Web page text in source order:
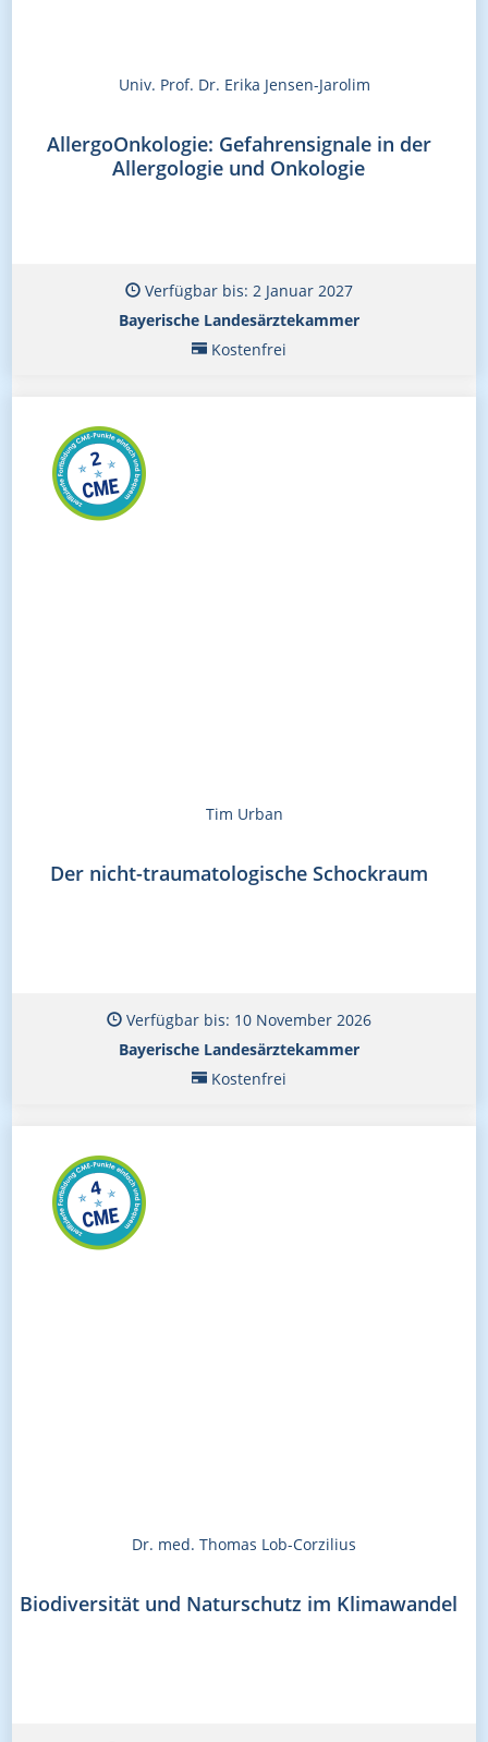
Univ. Prof. Dr. Erika Jensen-Jarolim
AllergoOnkologie: Gefahrensignale in der
Allergologie und Onkologie
Verfügbar bis: 2 Januar 2027
Bayerische Landesärztekammer
Kostenfrei
Tim Urban
Der nicht-traumatologische Schockraum
Verfügbar bis: 10 November 2026
Bayerische Landesärztekammer
Kostenfrei
Dr. med. Thomas Lob-Corzilius
Biodiversität und Naturschutz im Klimawandel